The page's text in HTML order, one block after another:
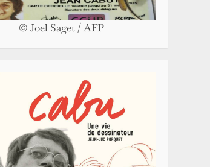
© Joel Saget / AFP